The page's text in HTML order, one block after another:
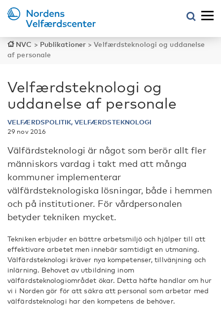
NVC > Publikationer >Velfærdsteknologi og uddanelse
af personale
Velfærdsteknologi og
uddanelse af personale
VELFÆRDSPOLITIK, VELFÆRDSTEKNOLOGI
29 nov 2016
Välfärdsteknologi är något som berör allt fler
människors vardag i takt med att många
kommuner implementerar
välfärdsteknologiska lösningar, både i hemmen
och på institutioner. För vårdpersonalen
betyder tekniken mycket.
Tekniken erbjuder en bättre arbetsmiljö och hjälper till att
effektivare arbetet men innebär samtidigt en utmaning.
Välfärdsteknologi kräver nya kompetenser, tillvänjning och
inlärning. Behovet av utbildning inom
välfärdsteknologiområdet ökar. Detta häfte handlar om hur
vi i Norden gör för att säkra att personal som arbetar med
välfärdsteknologi har den kompetens de behöver.